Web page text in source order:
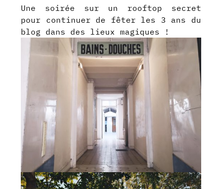
Une soirée sur un rooftop secret
pour continuer de fêter les 3 ans du
blog dans des lieux magiques !